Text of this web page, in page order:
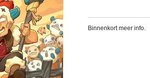
Binnenkort meer info.